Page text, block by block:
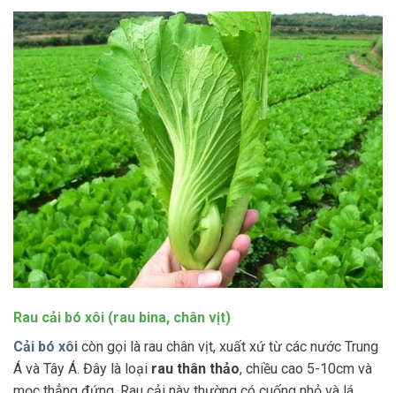
Rau cải bó xôi (rau bina, chân vịt)
Cải bó xôi còn gọi là rau chân vịt, xuất xứ từ các nước Trung
Á và Tây Á. Đây là loại rau thân thảo, chiều cao 5-10cm và